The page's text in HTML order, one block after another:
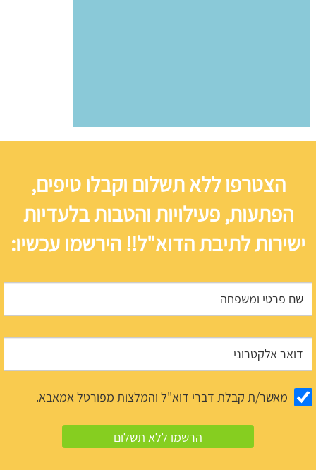
הצטרפו ללא תשלום וקבלו טיפים,
הפתעות, פעילויות והטבות בלעדיות
ישירות לתיבת הדוא"ל!! הירשמו עכשיו:
מאשר/ת קבלת דברי דוא"ל והמלצות מפורטל אמאבא.